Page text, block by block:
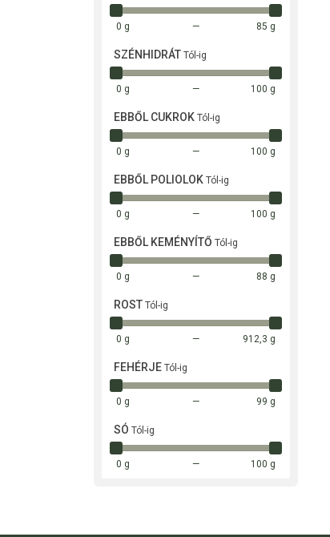
0 g 85 g
SZÉNHIDRÁT Tól-ig
0 g 100 g
EBBŐL CUKROK Tól-ig
0 g 100 g
EBBŐL POLIOLOK Tól-ig
0 g 100 g
EBBŐL KEMÉNYÍTŐ Tól-ig
0 g 88 g
ROST Tól-ig
0 g 912,3 g
FEHÉRJE Tól-ig
0 g 99 g
SÓ Tól-ig
0 g 100 g